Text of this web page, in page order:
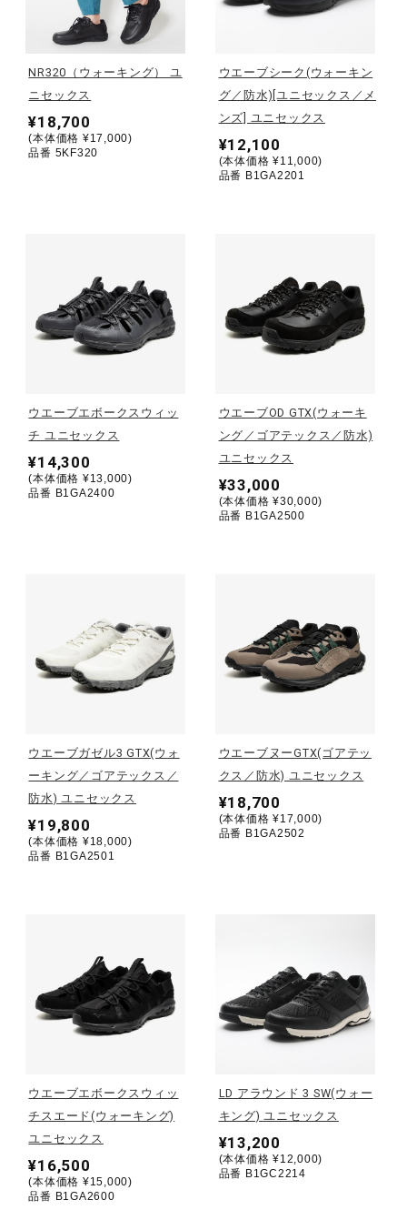
テニス／ソフトテニス
バドミントン
陸上競技
ソフトボール
柔道
ウィンタースポーツ
ワーキング
インナー
アウトドア／レイン
ジュニア／キッズ
コラボ／ライセンス
セール
NR320（ウォーキング） ユ
ニセックス
¥18,700
(本体価格 ¥17,000)
品番 5KF320
ウエーブシーク(ウォーキン
グ／防水)[ユニセックス／メ
ンズ] ユニセックス
¥12,100
(本体価格 ¥11,000)
品番 B1GA2201
ウエーブエボークスウィッ
チ ユニセックス
¥14,300
(本体価格 ¥13,000)
品番 B1GA2400
ウエーブOD GTX(ウォーキ
ング／ゴアテックス／防水)
ユニセックス
¥33,000
(本体価格 ¥30,000)
品番 B1GA2500
ウエーブガゼル3 GTX(ウォ
ーキング／ゴアテックス／
防水) ユニセックス
¥19,800
(本体価格 ¥18,000)
品番 B1GA2501
ウエーブヌーGTX(ゴアテッ
クス／防水) ユニセックス
¥18,700
(本体価格 ¥17,000)
品番 B1GA2502
ウエーブエボークスウィッ
チスエード(ウォーキング)
ユニセックス
¥16,500
(本体価格 ¥15,000)
品番 B1GA2600
LD アラウンド 3 SW(ウォー
キング) ユニセックス
¥13,200
(本体価格 ¥12,000)
品番 B1GC2214